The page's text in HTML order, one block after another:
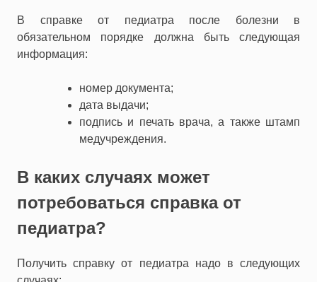
В справке от педиатра после болезни в
обязательном порядке должна быть следующая
информация:
номер документа;
дата выдачи;
подпись и печать врача, а также штамп
медучреждения.
В каких случаях может
потребоваться справка от
педиатра?
Получить справку от педиатра надо в следующих